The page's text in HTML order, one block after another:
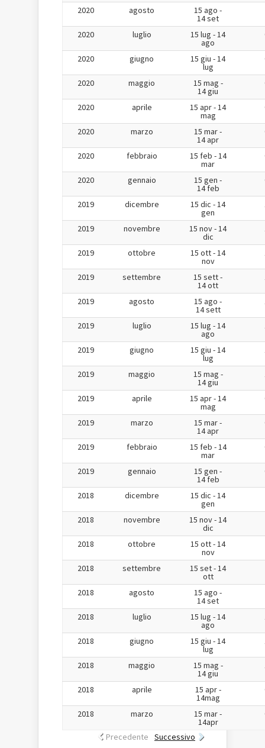
2020 agosto 15 ago -
14 set
2020
luglio 15 lug - 14
ago
2020 giugno 15 giu - 14
lug
2020 maggio 15 mag -
14 giu
2020 aprile 15 apr - 14
mag
2020 marzo 15 mar -
14 apr
2020 febbraio 15 feb - 14
mar
2020 gennaio 15 gen -
14 feb
2019 dicembre 15 dic - 14
gen
2019 novembre 15 nov - 14
dic
2019 ottobre 15 ott - 14
nov
2019 settembre 15 sett -
14 ott
2019 agosto 15 ago -
14 sett
2019 luglio 15 lug - 14
ago
2019 giugno 15 giu - 14
lug
2019 maggio 15 mag -
14 giu
2019 aprile 15 apr - 14
mag
2019 marzo 15 mar -
14 apr
2019 febbraio 15 feb - 14
mar
2019 gennaio 15 gen -
14 feb
2018 dicembre 15 dic - 14
gen
2018 novembre 15 nov - 14
dic
2018 ottobre 15 ott - 14
nov
2018 settembre 15 set - 14
ott
2018 agosto 15 ago -
14 set
2018 luglio 15 lug - 14
ago
2018 giugno 15 giu - 14
lug
2018 maggio 15 mag -
14 giu
2018 aprile 15 apr -
14mag
2018 marzo 15 mar -
14apr
Precedente Successivo